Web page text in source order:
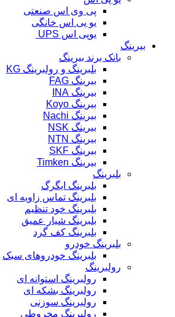
پی وی اس صنعتی
یو پی اس خانگی
یوپی اس UPS
بیرینگ
بانک برند بیرینگ
بلبرینگ و رولبرینگ KG
بیرینگ FAG
بیرینگ INA
بیرینگ Koyo
بیرینگ Nachi
بیرینگ NSK
بیرینگ NTN
بیرینگ SKF
بیرینگ Timken
بلبرینگ
بلبرینگ ایگرگ
بلبرینگ تماس زاویه ای
بلبرینگ خود تنظیم
بلبرینگ شیار عمیق
بلبرینگ کف گرد
بلبرینگ خودرو
بلبرینگ خودروهای سبک
رولبرینگ
رولبرینگ استوانه ای
رولبرینگ بشکه ای
رولبرینگ سوزنی
رولبرینگ مخروطی